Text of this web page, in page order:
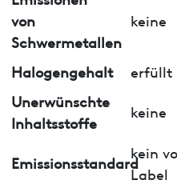
von
Schwermetallen
keine
Halogengehalt
erfüllt
Unerwünschte
Inhaltsstoffe
keine
Emissionsstandard
kein
Label